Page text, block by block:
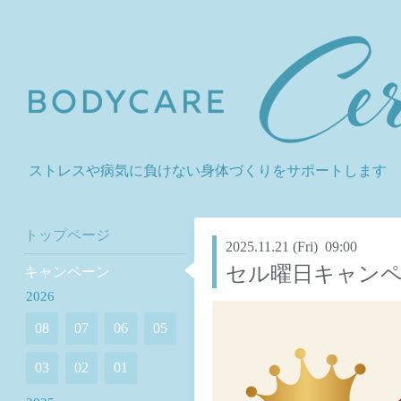
ストレスや病気に負けない身体づくりをサポートします
2025.11.21 (Fri) 09:00
セル曜日キャン
トップページ
キャンペーン
2026
08 07 06 05
03 02 01